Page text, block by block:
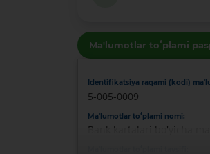
Ma'lumotlar toʻplami
Identifikatsiya raqami (kodi)
5-005-0009
Ma'lumotlar toʻplami nomi:
Bank kartalari bo'yicha